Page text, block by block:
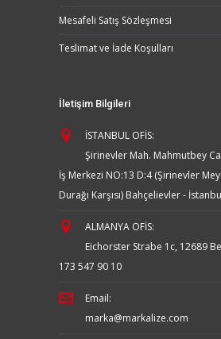
Mesafeli Satış Sözleşmesi
Teslimat ve İade Koşulları
İletişim Bilgileri
İSTANBUL OFİS:
Şirinevler Mah. Mahmutbey
İş Merkezi NO:13 D:4 (Şirinevler
Durağı Karşısı) Bahçelievler -
ALMANYA OFİS:
Eichorster Strabe 1c, 12689
173 547 90 10
Email:
marka@markalize.com